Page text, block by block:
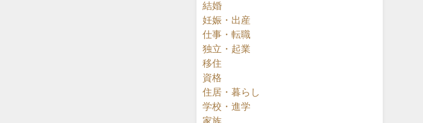
結婚
妊娠・出産
仕事・転職
独立・起業
移住
資格
住居・暮らし
学校・進学
家族